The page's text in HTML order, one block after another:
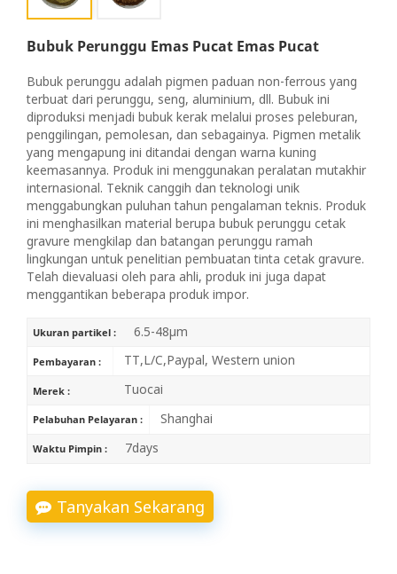
Bubuk Perunggu Emas Pucat Emas Pucat
Bubuk perunggu adalah pigmen paduan non-ferrous yang
terbuat dari perunggu, seng, aluminium, dll. Bubuk ini
diproduksi menjadi bubuk kerak melalui proses peleburan,
penggilingan, pemolesan, dan sebagainya. Pigmen metalik
yang mengapung ini ditandai dengan warna kuning
keemasannya. Produk ini menggunakan peralatan mutakhir
internasional. Teknik canggih dan teknologi unik
menggabungkan puluhan tahun pengalaman teknis. Produk
ini menghasilkan material berupa bubuk perunggu cetak
gravure mengkilap dan batangan perunggu ramah
lingkungan untuk penelitian pembuatan tinta cetak gravure.
Telah dievaluasi oleh para ahli, produk ini juga dapat
menggantikan beberapa produk impor.
Ukuran partikel : 6.5-48μm
Pembayaran : TT,L/C,Paypal, Western union
Merek : Tuocai
Pelabuhan Pelayaran : Shanghai
Waktu Pimpin : 7days
Tanyakan Sekarang